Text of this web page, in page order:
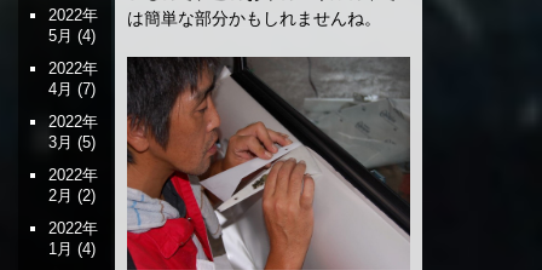
は簡単な部分かもしれませんね。
2022年
5月 (4)
2022年
4月 (7)
2022年
3月 (5)
2022年
2月 (2)
2022年
1月 (4)